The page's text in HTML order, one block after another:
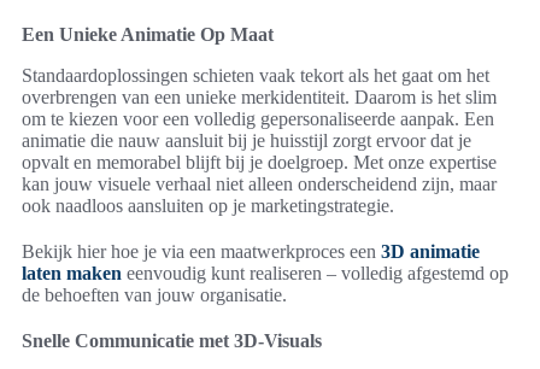
Een Unieke Animatie Op Maat
Standaardoplossingen schieten vaak tekort als het gaat om het
overbrengen van een unieke merkidentiteit. Daarom is het slim
om te kiezen voor een volledig gepersonaliseerde aanpak. Een
animatie die nauw aansluit bij je huisstijl zorgt ervoor dat je
opvalt en memorabel blijft bij je doelgroep. Met onze expertise
kan jouw visuele verhaal niet alleen onderscheidend zijn, maar
ook naadloos aansluiten op je marketingstrategie.
Bekijk hier hoe je via een maatwerkproces een 3D animatie
laten maken eenvoudig kunt realiseren – volledig afgestemd op
de behoeften van jouw organisatie.
Snelle Communicatie met 3D-Visuals